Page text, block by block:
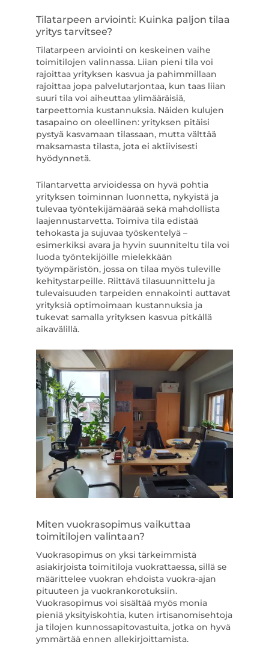
Tilatarpeen arviointi: Kuinka paljon tilaa
yritys tarvitsee?
Tilatarpeen arviointi on keskeinen vaihe
toimitilojen valinnassa. Liian pieni tila voi
rajoittaa yrityksen kasvua ja pahimmillaan
rajoittaa jopa palvelutarjontaa, kun taas liian
suuri tila voi aiheuttaa ylimääräisiä,
tarpeettomia kustannuksia. Näiden kulujen
tasapaino on oleellinen: yrityksen pitäisi
pystyä kasvamaan tilassaan, mutta välttää
maksamasta tilasta, jota ei aktiivisesti
hyödynnetä.
Tilantarvetta arvioidessa on hyvä pohtia
yrityksen toiminnan luonnetta, nykyistä ja
tulevaa työntekijämäärää sekä mahdollista
laajennustarvetta. Toimiva tila edistää
tehokasta ja sujuvaa työskentelyä –
esimerkiksi avara ja hyvin suunniteltu tila voi
luoda työntekijöille mielekkään
työympäristön, jossa on tilaa myös tuleville
kehitystarpeille. Riittävä tilasuunnittelu ja
tulevaisuuden tarpeiden ennakointi auttavat
yrityksiä optimoimaan kustannuksia ja
tukevat samalla yrityksen kasvua pitkällä
aikavälillä.
Miten vuokrasopimus vaikuttaa
toimitilojen valintaan?
Vuokrasopimus on yksi tärkeimmistä
asiakirjoista toimitiloja vuokrattaessa, sillä se
määrittelee vuokran ehdoista vuokra-ajan
pituuteen ja vuokrankorotuksiin.
Vuokrasopimus voi sisältää myös monia
pieniä yksityiskohtia, kuten irtisanomisehtoja
ja tilojen kunnossapitovastuita, jotka on hyvä
ymmärtää ennen allekirjoittamista.